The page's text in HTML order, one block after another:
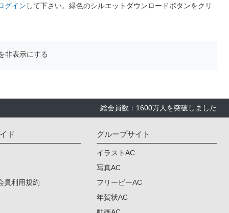
グイン して下さい。緑色のシルエットダウンロードボタンをクリ
非表示にする
総会員数：1600万人を突破しました
ド
員利用規約
グループサイト
イラストAC
写真AC
フリービーAC
年賀状AC